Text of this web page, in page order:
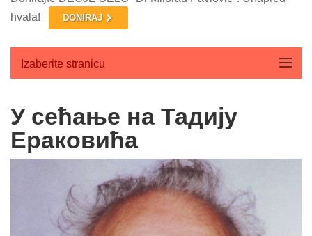
hvala!
DONIRAJ
Izaberite stranicu
O nama
Aktuelnosti
У сећање на Тадију
Ераковића